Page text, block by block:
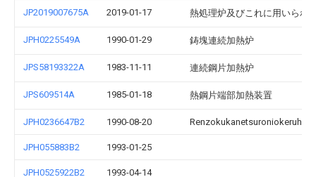
JP2019007675A 2019-01-17 熱処理炉及びこれに用いられ
JPH0225549A 1990-01-29 鋳塊連続加熱炉
JPS58193322A 1983-11-11 連続鋼片加熱炉
JPS609514A 1985-01-18 熱鋼片端部加熱装置
JPH0236647B2 1990-08-20
JPH055883B2 1993-01-25
JPH0525922B2 1993-04-14